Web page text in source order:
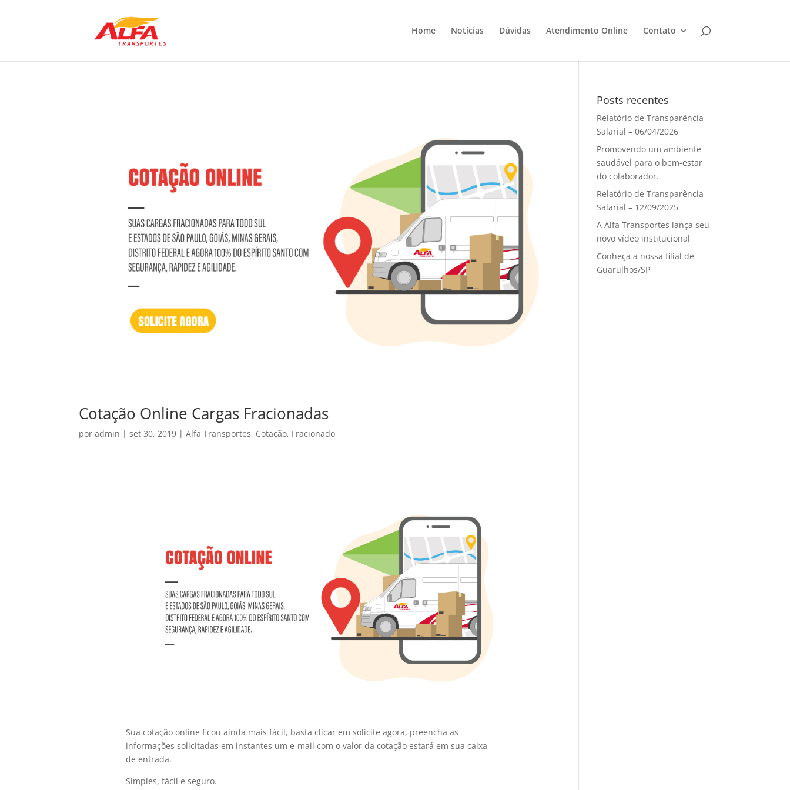
Home Notícias Dúvidas Atendimento Online Contato
Cotação Online Cargas Fracionadas
poradmin |set 30, 2019 |Alfa Transportes, Cotação, Fracionado
Sua cotação online ficou ainda mais fácil, basta clicar em solicite agora, preencha as
informações solicitadas em instantes um e-mail com o valor da cotação estará em sua caixa
de entrada.
Simples, fácil e seguro.
Posts recentes
Relatório de Transparência
Salarial – 06/04/2026
Promovendo um ambiente
saudável para o bem-estar
do colaborador.
Relatório de Transparência
Salarial – 12/09/2025
A Alfa Transportes lança seu
novo vídeo institucional
Conheça a nossa filial de
Guarulhos/SP